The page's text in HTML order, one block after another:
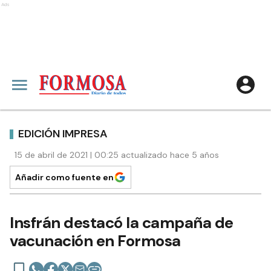
Ads
EDICIÓN IMPRESA
15 de abril de 2021 | 00:25 actualizado hace 5 años
Añadir como fuente en
Insfrán destacó la campaña de
vacunación en Formosa